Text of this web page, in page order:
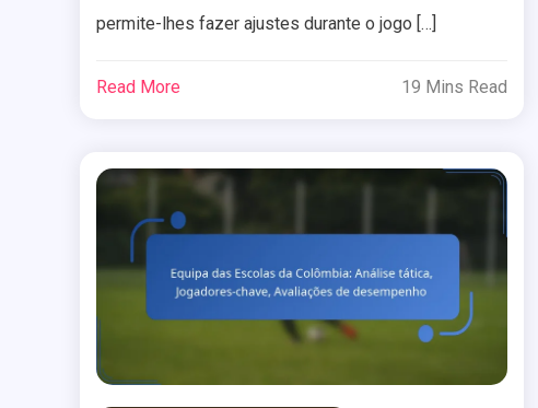
permite-lhes fazer ajustes durante o jogo […]
Read More 19 Mins Read